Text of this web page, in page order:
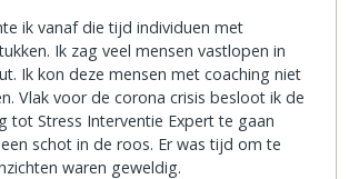
ik vanaf die tijd individuen met
Ik zag veel mensen vastlopen in
Ik kon deze mensen met coaching niet
Vlak voor de corona crisis besloot ik de
tot Stress Interventie Expert te gaan
schot in de roos. Er was tijd om te
waren geweldig.